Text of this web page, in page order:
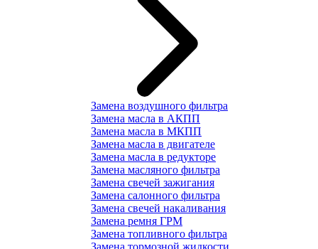
Замена воздушного фильтра
Замена масла в АКПП
Замена масла в МКПП
Замена масла в двигателе
Замена масла в редукторе
Замена масляного фильтра
Замена свечей зажигания
Замена салонного фильтра
Замена свечей накаливания
Замена ремня ГРМ
Замена топливного фильтра
Замена тормозной жидкости